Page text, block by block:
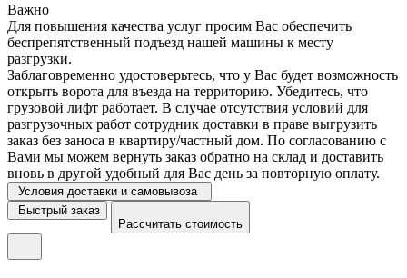
Важно
Для повышения качества услуг просим Вас обеспечить
беспрепятственный подъезд нашей машины к месту
разгрузки.
Заблаговременно удостоверьтесь, что у Вас будет возможность
открыть ворота для въезда на территорию. Убедитесь, что
грузовой лифт работает. В случае отсутствия условий для
разгрузочных работ сотрудник доставки в праве выгрузить
заказ без заноса в квартиру/частный дом. По согласованию с
Вами мы можем вернуть заказ обратно на склад и доставить
вновь в другой удобный для Вас день за повторную оплату.
Условия доставки и самовывоза
Быстрый заказ
Рассчитать стоимость